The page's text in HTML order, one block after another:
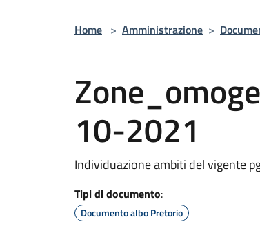
Home > Amministrazione >
10-2021
Individuazione ambiti del vigente
Tipi di documento:
Documento albo Pretorio